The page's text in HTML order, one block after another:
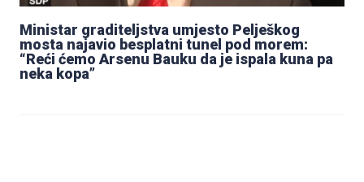
Ministar graditeljstva umjesto Pelješkog
mosta najavio besplatni tunel pod morem:
“Reći ćemo Arsenu Bauku da je ispala kuna pa
neka kopa”